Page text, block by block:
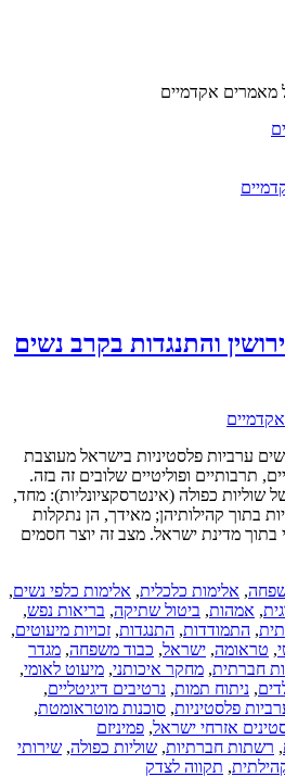
מאמרים אקדמיים
והתנגדות בקרב נשים
ערביות פלסטיניות בישראל מעוצבת
תרבותיים ופוליטיים שלובים זה בזה.
שוליות כפולה (אינטרסקציונליות): מחד,
בתוך קהילותיהן; מאידך, הן נתקלות
בתוך מדינת ישראל. מצב זה יוצר חסמים
, אלימות כלכלית, אלימות כלפי נשים,
, אמהות, ביטול שתיקה, בריאות נפש,
, התמודדות, התנגדות, זכויות מיעוטים,
, טראומה, ישראל, כבוד משפחה, מגדר
חברתית, מחקר איכותני, מיעוט לאומי,
, ניתוח תמות, נרטיבים דיגיטליים,
פלסטיניות, סוכנות מוטראומטת,
אזרחי ישראל, פמיניזם
, רשתות חברתיות, שוליות כפולה, שירותי
, תקווה לצדק